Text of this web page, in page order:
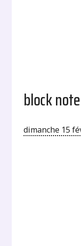
block
dimanche 15